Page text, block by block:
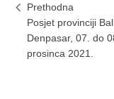
Prethodna
Posjet provinciji
Denpasar, 07. do
prosinca 2021.